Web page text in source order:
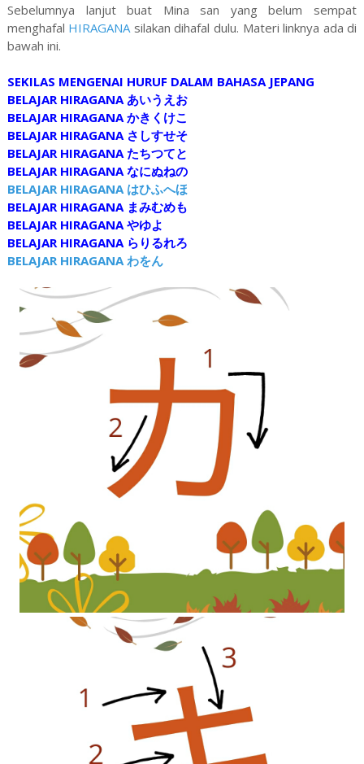
Sebelumnya lanjut buat Mina san yang belum sempat
menghafal HIRAGANA silakan dihafal dulu. Materi linknya ada di
bawah ini.
SEKILAS MENGENAI HURUF DALAM BAHASA JEPANG
BELAJAR HIRAGANA あいうえお
BELAJAR HIRAGANA かきくけこ
BELAJAR HIRAGANA さしすせそ
BELAJAR HIRAGANA たちつてと
BELAJAR HIRAGANA なにぬねの
BELAJAR HIRAGANA はひふへほ
BELAJAR HIRAGANA まみむめも
BELAJAR HIRAGANA やゆよ
BELAJAR HIRAGANA らりるれろ
BELAJAR HIRAGANA わをん